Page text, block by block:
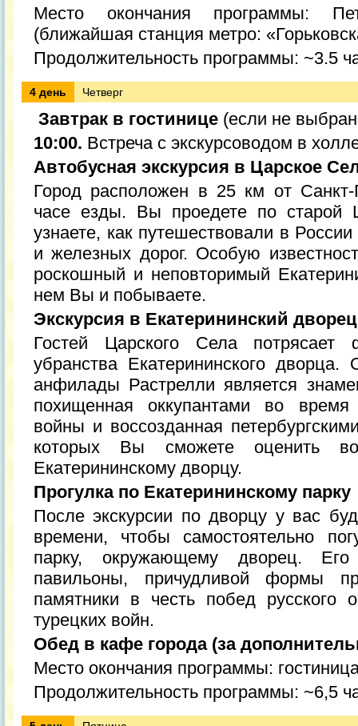
Место окончания программы:
(ближайшая станция метро:
Продолжительность программы: ~3.5
4 день Четверг
Завтрак в гостинице (если не
10:00. Встреча с экскурсоводом в
Автобусная экскурсия в Царское
Город расположен в 25 км от
часе езды. Вы проедете по старой
узнаете, как путешествовали в
и железных дорог. Особую
роскошный и неповторимый
нем Вы и побываете.
Экскурсия в Екатерининский
Гостей Царского Села потрясает
убранства Екатерининского
анфилады Растрелли является
похищенная оккупантами во время
войны и воссозданная
которых Вы сможете оценить
Екатерининскому дворцу.
Прогулка по Екатерининскому парку
После экскурсии по дворцу у вас
времени, чтобы самостоятельно
парку, окружающему дворец.
павильоны, причудливой формы
памятники в честь побед русского
турецких войн.
Обед в кафе города (за
Место окончания программы:
Продолжительность программы: ~6,5